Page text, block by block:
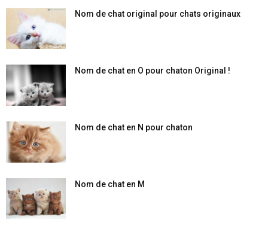
Nom de chat original pour chats originaux
Nom de chat en O pour chaton Original !
Nom de chat en N pour chaton
Nom de chat en M